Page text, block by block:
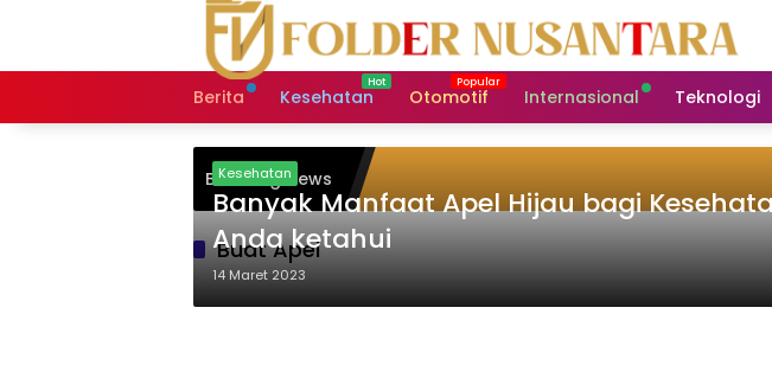
Berita
Kesehatan Otomotif Internasional Teknologi
Breaking News
Buat Apel
Kesehatan
Banyak Manfaat Apel Hijau bagi
Anda ketahui
14 Maret 2023